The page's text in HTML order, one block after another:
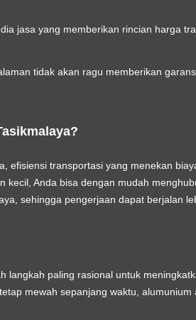
jasa yang memberikan rincian harga
tidak akan ragu memberikan
efisiensi transportasi yang menekan
kecil, Anda bisa dengan mudah
sehingga pengerjaan dapat berjalan
langkah paling rasional untuk
mewah sepanjang waktu,